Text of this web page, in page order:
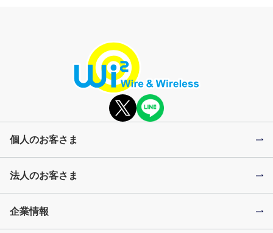
個人のお客さま
法人のお客さま
企業情報